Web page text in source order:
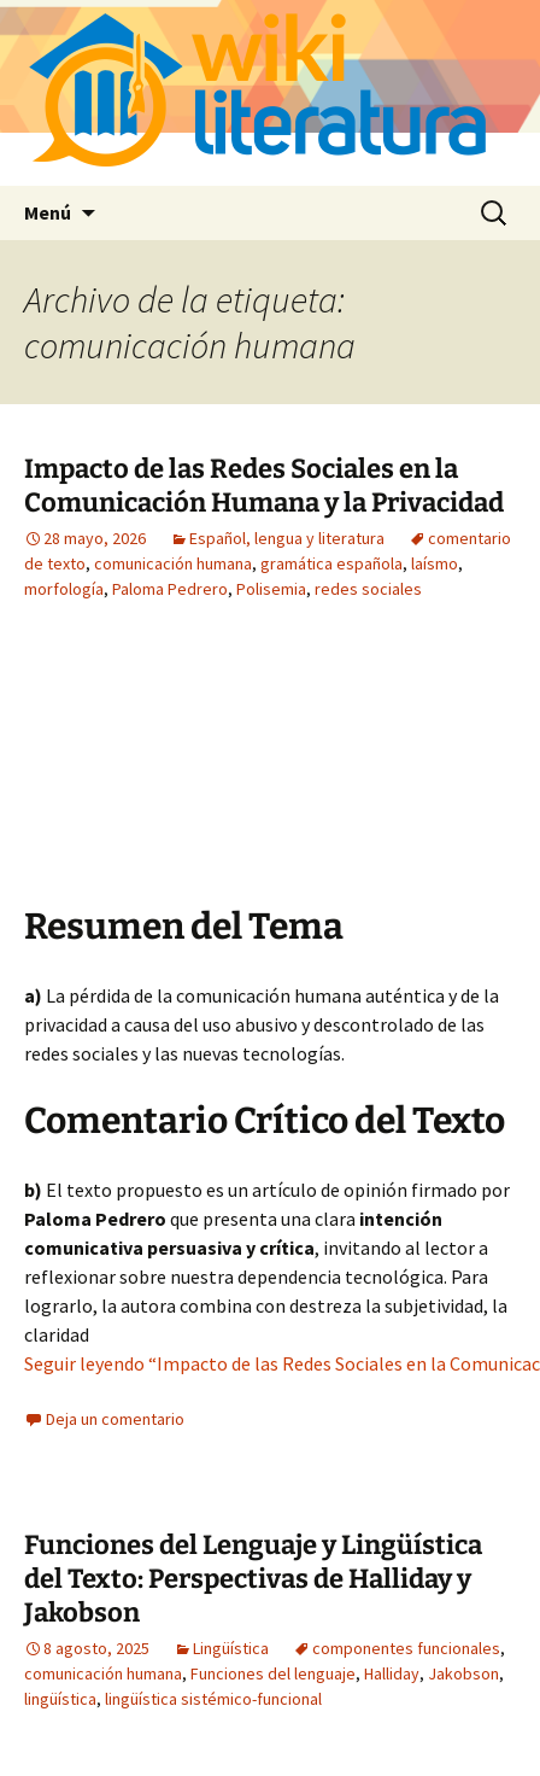
Menú Buscar:
Archivo de la etiqueta:
comunicación humana
Impacto de las Redes Sociales en la
Comunicación Humana y la Privacidad
28 mayo, 2026 Español, lengua y literatura
comentario
de texto, comunicación humana, gramática española, laísmo,
morfología, Paloma Pedrero, Polisemia, redes sociales
Resumen del Tema
a) La pérdida de la comunicación humana auténtica y de la
privacidad a causa del uso abusivo y descontrolado de las
redes sociales y las nuevas tecnologías.
Comentario Crítico del Texto
b) El texto propuesto es un artículo de opinión firmado por
Paloma Pedrero que presenta una clara intención
comunicativa persuasiva y crítica, invitando al lector a
reflexionar sobre nuestra dependencia tecnológica. Para
lograrlo, la autora combina con destreza la subjetividad, la
claridad
Seguir leyendo “Impacto de las Redes Sociales en la
Deja un comentario
Funciones del Lenguaje y Lingüística
del Texto: Perspectivas de Halliday y
Jakobson
8 agosto, 2025 Lingüística componentes funcionales,
comunicación humana, Funciones del lenguaje, Halliday, Jakobson,
lingüística, lingüística sistémico-funcional